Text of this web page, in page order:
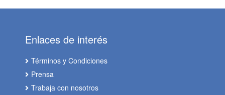
Enlaces de interés
Términos y Condiciones
Prensa
Trabaja con nosotros